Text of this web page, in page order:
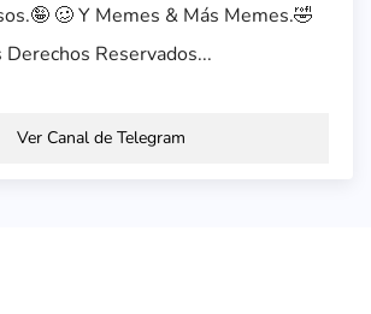
🥴 Y Memes & Más Memes.🤣
Derechos Reservados...
Ver Canal de Telegram